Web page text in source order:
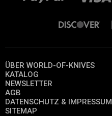
ÜBER WORLD-OF-KNIVES
KATALOG
NEWSLETTER
AGB
DATENSCHUTZ & IMPRESSUM
SITEMAP